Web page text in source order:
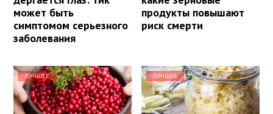
может быть
симптомом серьезного
заболевания
продукты повышают
риск смерти
ЛУЧШЕЕ ЛУЧШЕЕ